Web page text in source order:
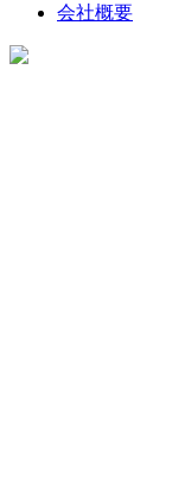
会社概要